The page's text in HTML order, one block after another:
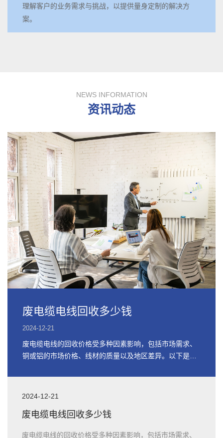
理解客户的业务需求与挑战，以提供量身定制的解决方
案。
NEWS INFORMATION
资讯动态
废电缆电线回收多少钱
2024-12-21
废电缆电线的回收价格受多种因素影响，包括市场需求、
铜或铝的市场价格、线材的质量以及地区差异。以下是关
2024-12-21
废电缆电线回收多少钱
废电缆电线的回收价格受多种因素影响，包括市场需求、